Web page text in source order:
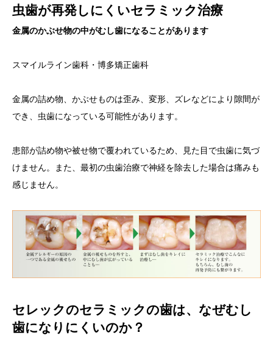
虫歯が再発しにくいセラミック治療
金属のかぶせ物の中がむし歯になることがあります
スマイルライン歯科・博多矯正歯科
金属の詰め物、かぶせものは歪み、変形、ズレなどにより隙間が
でき、虫歯になっている可能性があります。
患部が詰め物や被せ物で覆われているため、見た目で虫歯に気づ
けません。また、最初の虫歯治療で神経を除去した場合は痛みも
感じません。
セレックのセラミックの歯は、なぜむし
歯になりにくいのか？